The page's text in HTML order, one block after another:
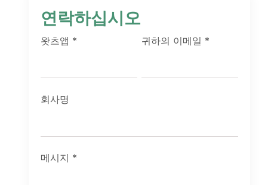
연락하십시오
왓츠앱 * 귀하의 이메일 *
회사명
메시지 *